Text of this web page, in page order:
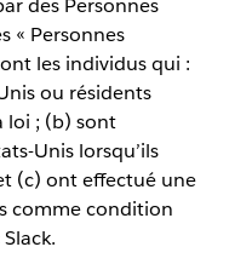
des Personnes
« Personnes
les individus qui :
ou résidents
loi ; (b) sont
Unis lorsqu’ils
(c) ont effectué une
comme condition